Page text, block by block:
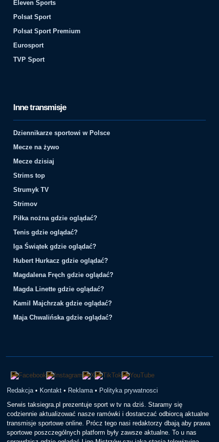
Eleven Sports
Polsat Sport
Polsat Sport Premium
Eurosport
TVP Sport
Inne transmisje
Dziennikarze sportowi w Polsce
Mecze na żywo
Mecze dzisiaj
Strims top
Strumyk TV
Strimov
Piłka nożna gdzie oglądać?
Tenis gdzie oglądać?
Iga Świątek gdzie oglądać?
Hubert Hurkacz gdzie oglądać?
Magdalena Fręch gdzie oglądać?
Magda Linette gdzie oglądać?
Kamil Majchrzak gdzie oglądać?
Maja Chwalińska gdzie oglądać?
Redakcja • Kontakt • Reklama • Polityka prywatnosci
Serwis taksiegra.pl prezentuje sport w tv na dziś. Staramy się
codziennie aktualizować nasze ramówki i dostarczać odbiorcą aktualne
transmisje sportowe online. Prócz tego nasi redaktorzy dbają aby prawa
sportowe poszczególnych platform były zawsze aktualne. To u nas